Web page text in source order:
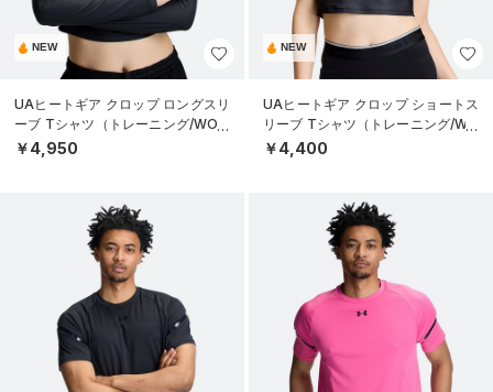
NEW
UAヒートギア クロップ ロングスリ
ーブ Tシャツ（トレーニング/WOM
EN）
￥4,950
NEW
UAヒートギア クロップ ショートス
リーブ Tシャツ（トレーニング/WO
MEN）
￥4,400